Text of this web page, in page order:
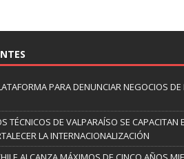
PARA DENUNCIAR NEGOCIOS
TÉCNICOS DE VALPARAÍSO SE CAPACITAN
LA INTERNACIONALIZACIÓN